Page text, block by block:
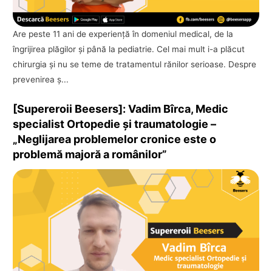
Are peste 11 ani de experienţă în domeniul medical, de la
îngrijirea plăgilor şi până la pediatrie. Cel mai mult i-a plăcut
chirurgia şi nu se teme de tratamentul rănilor serioase. Despre
prevenirea ş...
[Supereroii Beesers]: Vadim Bîrca, Medic
specialist Ortopedie și traumatologie –
„Neglijarea problemelor cronice este o
problemă majoră a românilor”